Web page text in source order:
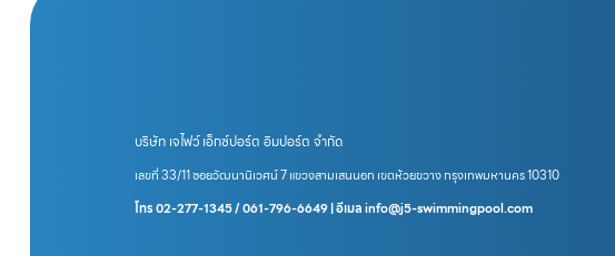
บริษัท เจไฟว์ เอ็กซ์ปอร์ต อิมปอร์ต จำกัด
เลขที่ 33/11 ซอยวัฒนานิเวศน์ 7 แขวงสามเสนนอก เขตห้วยขวาง กรุงเทพมหานคร 10310
โทร 02-277-1345 / 061-796-6649 | อีเมล info@j5-swimmingpool.com